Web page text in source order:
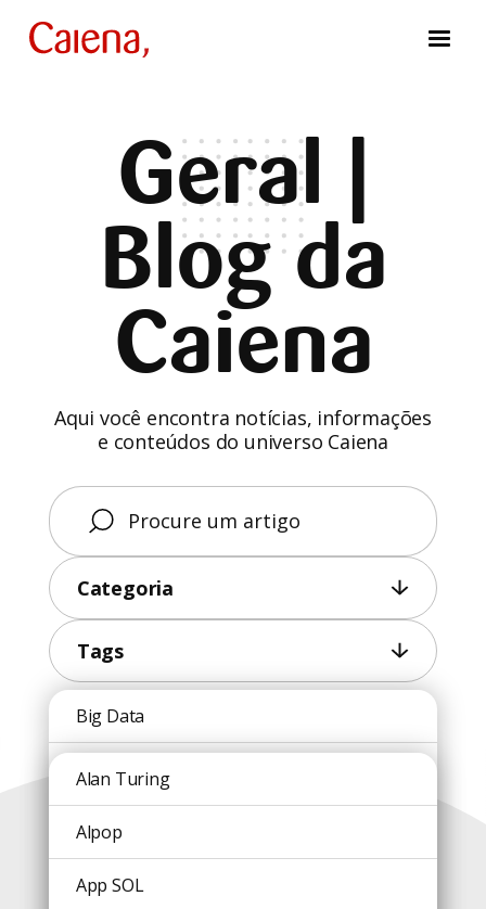
Geral |
Blog da
Caiena
Aqui você encontra notícias, informações
e conteúdos do universo Caiena
Categoria
Big Data
Blockchain
Caiena
Carreira
Tags
Alan Turing
Alpop
App SOL
Conteúdos
recentes